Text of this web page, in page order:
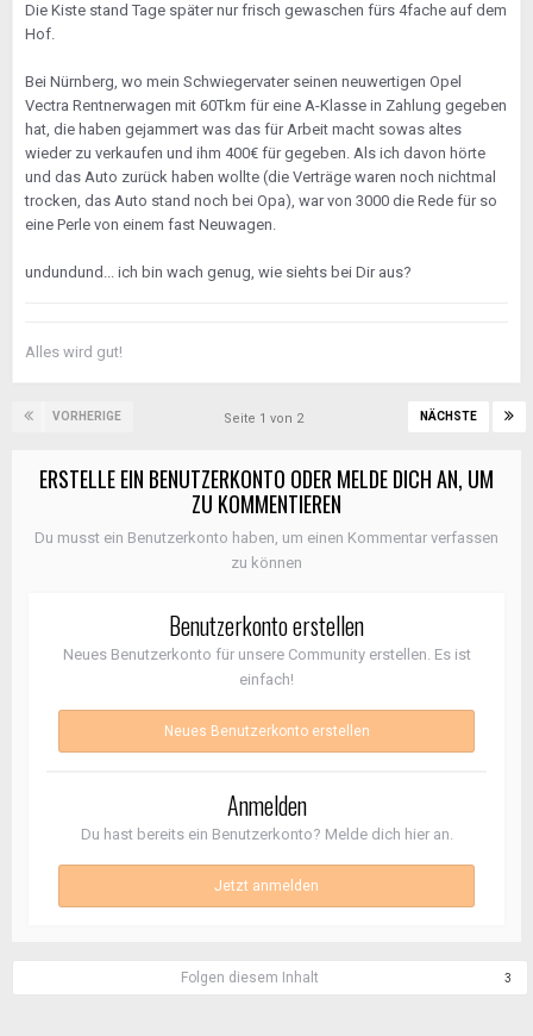
Die Kiste stand Tage später nur frisch gewaschen fürs 4fache auf dem
Hof.
Bei Nürnberg, wo mein Schwiegervater seinen neuwertigen Opel
Vectra Rentnerwagen mit 60Tkm für eine A-Klasse in Zahlung gegeben
hat, die haben gejammert was das für Arbeit macht sowas altes
wieder zu verkaufen und ihm 400€ für gegeben. Als ich davon hörte
und das Auto zurück haben wollte (die Verträge waren noch nichtmal
trocken, das Auto stand noch bei Opa), war von 3000 die Rede für so
eine Perle von einem fast Neuwagen.
undundund... ich bin wach genug, wie siehts bei Dir aus?
Alles wird gut!
VORHERIGE NÄCHSTE
Seite 1 von 2
ERSTELLE EIN BENUTZERKONTO ODER MELDE DICH AN, UM
ZU KOMMENTIEREN
Du musst ein Benutzerkonto haben, um einen Kommentar verfassen
zu können
Benutzerkonto erstellen
Neues Benutzerkonto für unsere Community erstellen. Es ist
einfach!
Neues Benutzerkonto erstellen
Anmelden
Du hast bereits ein Benutzerkonto? Melde dich hier an.
Jetzt anmelden
Folgen diesem Inhalt 3